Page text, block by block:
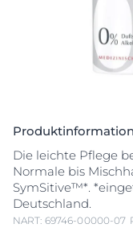
Produktinformation
Die leichte Pflege
Normale bis
SymSitive™*.
Deutschland.
NART: 69746-00000-07